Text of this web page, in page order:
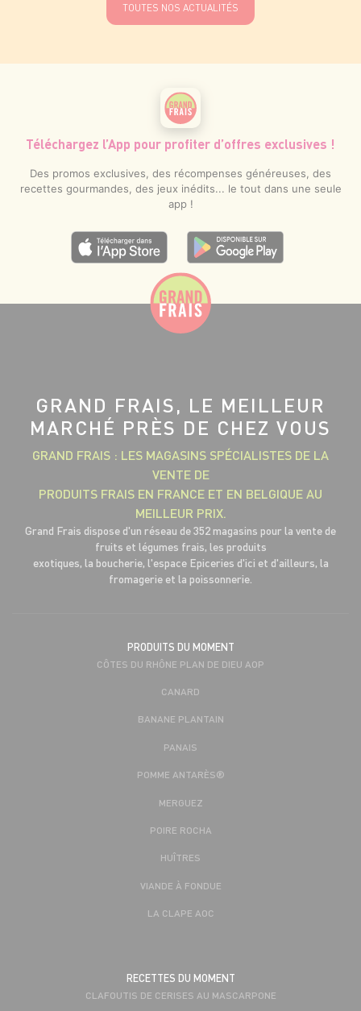
TOUTES NOS ACTUALITÉS
Téléchargez l’App pour profiter d’offres exclusives !
Des promos exclusives, des récompenses généreuses, des
recettes gourmandes, des jeux inédits... le tout dans une seule
app !
GRAND FRAIS, LE MEILLEUR
MARCHÉ PRÈS DE CHEZ VOUS
GRAND FRAIS : LES MAGASINS SPÉCIALISTES DE LA
VENTE DE
PRODUITS FRAIS EN FRANCE ET EN BELGIQUE AU
MEILLEUR PRIX.
Grand Frais dispose d'un réseau de 352 magasins pour la vente de
fruits et légumes frais, les produits
exotiques, la boucherie, l'espace Epiceries d'ici et d'ailleurs, la
fromagerie et la poissonnerie.
PRODUITS DU MOMENT
CÔTES DU RHÔNE PLAN DE DIEU AOP
CANARD
BANANE PLANTAIN
PANAIS
POMME ANTARÈS®
MERGUEZ
POIRE ROCHA
HUÎTRES
VIANDE À FONDUE
LA CLAPE AOC
RECETTES DU MOMENT
CLAFOUTIS DE CERISES AU MASCARPONE